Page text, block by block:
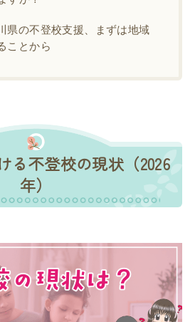
県の不登校支援、まずは地域
ことから
る不登校の現状（2026
年）